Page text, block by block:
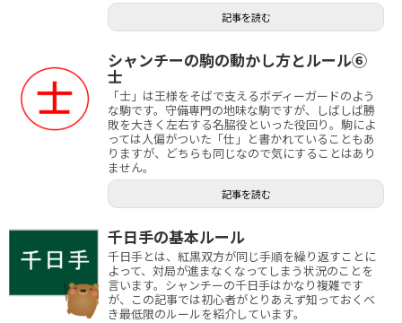
記事を読む
シャンチーの駒の動かし方とルール⑥
士
「士」は王様をそばで支えるボディーガードのよう
な駒です。守備専門の地味な駒ですが、しばしば勝
敗を大きく左右する名脇役といった役回り。駒によ
っては人偏がついた「仕」と書かれていることもあ
りますが、どちらも同じなので気にすることはあり
ません。
記事を読む
千日手の基本ルール
千日手とは、紅黒双方が同じ手順を繰り返すことに
よって、対局が進まなくなってしまう状況のことを
言います。シャンチーの千日手はかなり複雑です
が、この記事では初心者がとりあえず知っておくべ
き最低限のルールを紹介しています。